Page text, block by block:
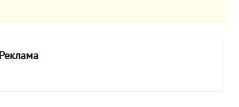
Реклама